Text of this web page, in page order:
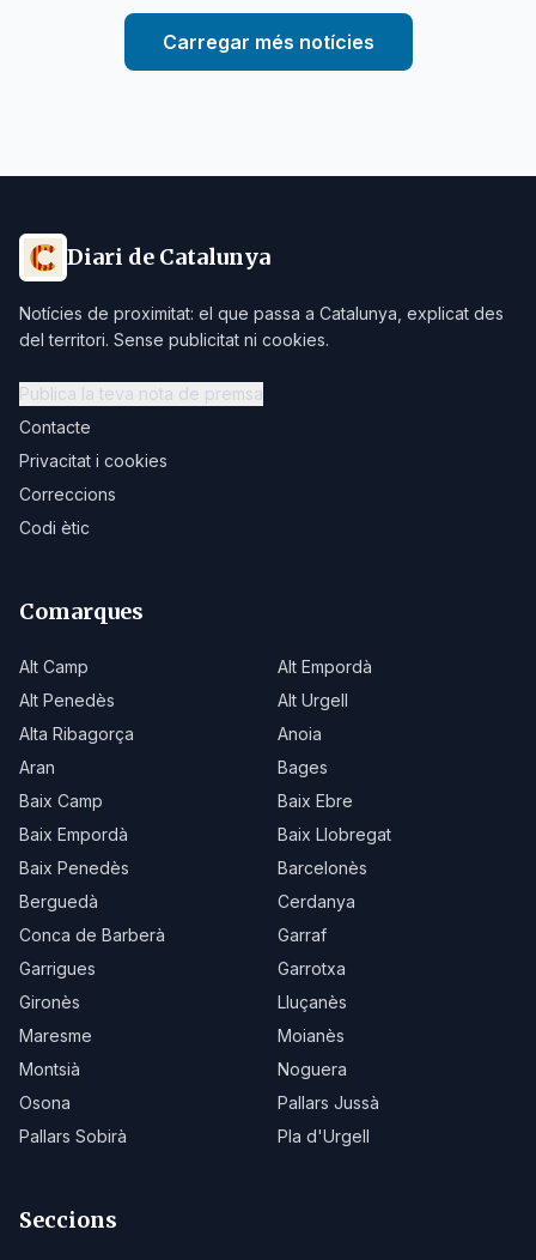
Carregar més notícies
Diari de Catalunya
Notícies de proximitat: el que passa a Catalunya, explicat des
del territori. Sense publicitat ni cookies.
Publica la teva nota de premsa
Contacte
Privacitat i cookies
Correccions
Codi ètic
Comarques
Alt Camp
Alt Empordà
Alt Penedès
Alt Urgell
Alta Ribagorça
Anoia
Aran
Bages
Baix Camp
Baix Ebre
Baix Empordà
Baix Llobregat
Baix Penedès
Barcelonès
Berguedà
Cerdanya
Conca de Barberà
Garraf
Garrigues
Garrotxa
Gironès
Lluçanès
Maresme
Moianès
Montsià
Noguera
Osona
Pallars Jussà
Pallars Sobirà
Pla d'Urgell
Seccions